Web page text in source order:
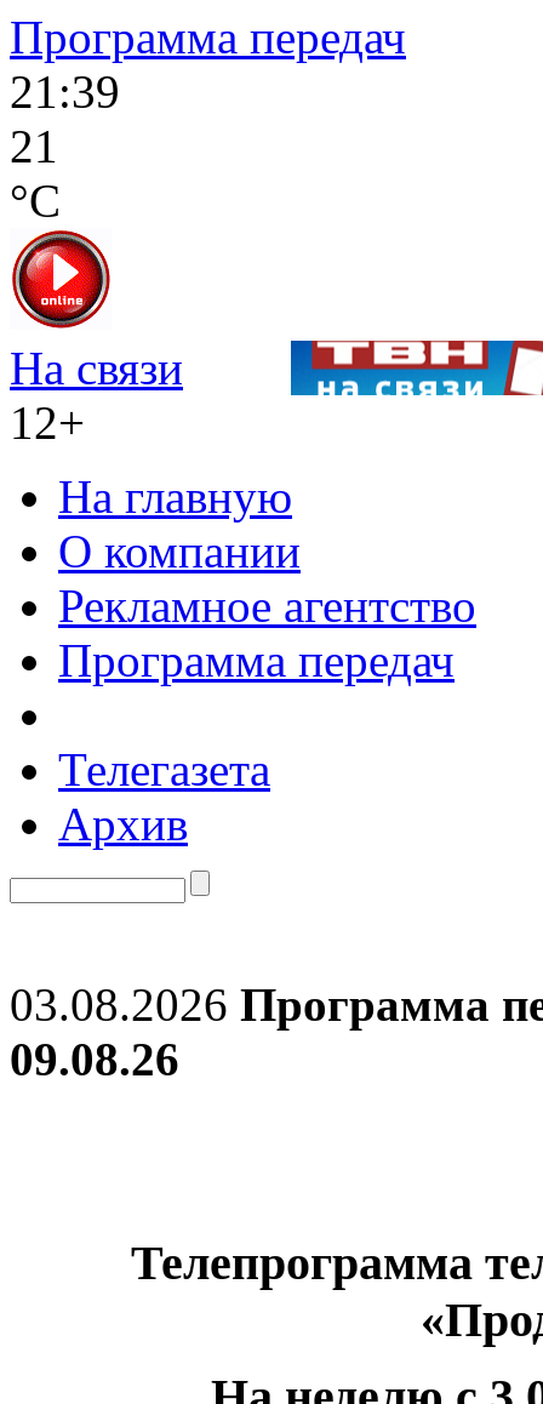
Программа передач
21:39
21
°C
На связи
12+
На главную
О компании
Рекламное агентство
Программа передач
Телегазета
Архив
03.08.2026 Программа
09.08.26
Телепрограмма